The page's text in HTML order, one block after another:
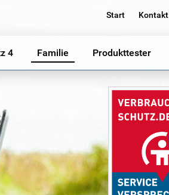
Start Kontakt
4 Familie Produkttester